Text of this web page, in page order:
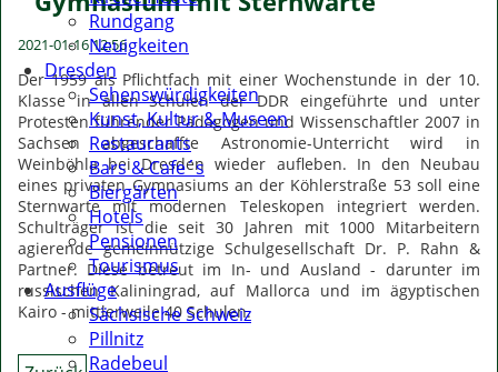
Rundgang
Neuigkeiten
Dresden
Sehenswürdigkeiten
Kunst, Kultur & Museen
Restaurants
Bars & Cafe´s
Biergärten
Hotels
Pensionen
Tourismus
Ausflüge
Sächsische Schweiz
Pillnitz
Radebeul
2021-01-16 12:56
Der 1959 als Pflichtfach mit einer Wochenstunde in der 10.
Klasse in allen Schulen der DDR eingeführte und unter
Protesten führender Pädagogen und Wissenschaftler 2007 in
Sachsen abgeschaffte Astronomie-Unterricht wird in
Weinböhla bei Dresden wieder aufleben. In den Neubau
eines privaten Gymnasiums an der Köhlerstraße 53 soll eine
Sternwarte mit modernen Teleskopen integriert werden.
Schulträger ist die seit 30 Jahren mit 1000 Mitarbeitern
agierende gemeinnützige Schulgesellschaft Dr. P. Rahn &
Partner. Diese betreut im In- und Ausland - darunter im
russischen Kaliningrad, auf Mallorca und im ägyptischen
Kairo - mittlerweile 40 Schulen.